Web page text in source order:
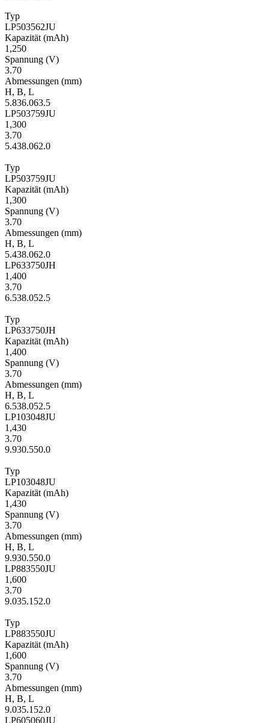
Typ
LP503562JU
Kapa­zität (mAh)
1,250
Span­nung (V)
3.70
Ab­mes­sungen (mm)
H, B, L
5.836.063.5
LP503759JU
1,300
3.70
5.438.062.0
Typ
LP503759JU
Kapa­zität (mAh)
1,300
Span­nung (V)
3.70
Ab­mes­sungen (mm)
H, B, L
5.438.062.0
LP633750JH
1,400
3.70
6.538.052.5
Typ
LP633750JH
Kapa­zität (mAh)
1,400
Span­nung (V)
3.70
Ab­mes­sungen (mm)
H, B, L
6.538.052.5
LP103048JU
1,430
3.70
9.930.550.0
Typ
LP103048JU
Kapa­zität (mAh)
1,430
Span­nung (V)
3.70
Ab­mes­sungen (mm)
H, B, L
9.930.550.0
LP883550JU
1,600
3.70
9.035.1 52.0
Typ
LP883550JU
Kapa­zität (mAh)
1,600
Span­nung (V)
3.70
Ab­mes­sungen (mm)
H, B, L
9.035.1 52.0
LP605060JU